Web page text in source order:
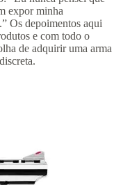
expor minha
Os depoimentos aqui
e com todo o
de adquirir uma arma